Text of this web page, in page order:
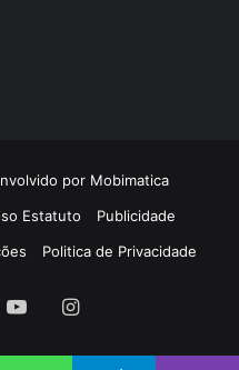
por Mobimatica
Estatuto
Publicidade
Politica de Privacidade
YouTubeInstagram